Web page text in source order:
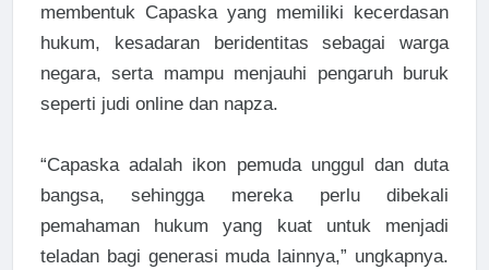
membentuk Capaska yang memiliki kecerdasan
hukum, kesadaran beridentitas sebagai warga
negara, serta mampu menjauhi pengaruh buruk
seperti judi online dan napza.
“Capaska adalah ikon pemuda unggul dan duta
bangsa, sehingga mereka perlu dibekali
pemahaman hukum yang kuat untuk menjadi
teladan bagi generasi muda lainnya,” ungkapnya.